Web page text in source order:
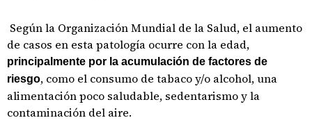
Según la Organización Mundial de la Salud, el aumento
de casos en esta patología ocurre con la edad,
principalmente por la acumulación de factores de
riesgo, como el consumo de tabaco y/o alcohol, una
alimentación poco saludable, sedentarismo y la
contaminación del aire.